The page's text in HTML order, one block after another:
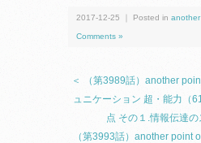
2017-12-25 ｜ Posted in
Comments »
＜ （第3989話）another
ュニケーション 超・能力（
点 その１.情報伝達
（第3993話）another